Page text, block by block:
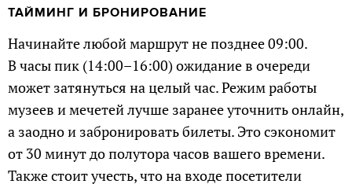
ТАЙМИНГ И БРОНИРОВАНИЕ
Начинайте любой маршрут не позднее 09:00.
В часы пик (14:00–16:00) ожидание в очереди
может затянуться на целый час. Режим работы
музеев и мечетей лучше заранее уточнить онлайн,
а заодно и забронировать билеты. Это сэкономит
от 30 минут до полутора часов вашего времени.
Также стоит учесть, что на входе посетители